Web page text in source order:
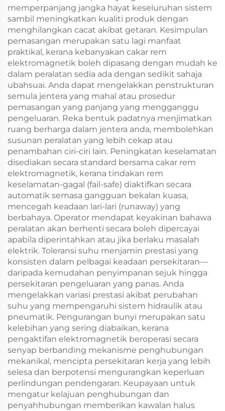
memperpanjang jangka hayat keseluruhan sistem
sambil meningkatkan kualiti produk dengan
menghilangkan cacat akibat getaran. Kesimpulan
pemasangan merupakan satu lagi manfaat
praktikal, kerana kebanyakan cakar rem
elektromagnetik boleh dipasang dengan mudah ke
dalam peralatan sedia ada dengan sedikit sahaja
ubahsuai. Anda dapat mengelakkan penstrukturan
semula jentera yang mahal atau prosedur
pemasangan yang panjang yang mengganggu
pengeluaran. Reka bentuk padatnya menjimatkan
ruang berharga dalam jentera anda, membolehkan
susunan peralatan yang lebih cekap atau
penambahan ciri-ciri lain. Peningkatan keselamatan
disediakan secara standard bersama cakar rem
elektromagnetik, kerana tindakan rem
keselamatan-gagal (fail-safe) diaktifkan secara
automatik semasa gangguan bekalan kuasa,
mencegah keadaan lari-lari (runaway) yang
berbahaya. Operator mendapat keyakinan bahawa
peralatan akan berhenti secara boleh dipercayai
apabila diperintahkan atau jika berlaku masalah
elektrik. Toleransi suhu menjamin prestasi yang
konsisten dalam pelbagai keadaan persekitaran—
daripada kemudahan penyimpanan sejuk hingga
persekitaran pengeluaran yang panas. Anda
mengelakkan variasi prestasi akibat perubahan
suhu yang mempengaruhi sistem hidraulik atau
pneumatik. Pengurangan bunyi merupakan satu
kelebihan yang sering diabaikan, kerana
pengaktifan elektromagnetik beroperasi secara
senyap berbanding mekanisme penghubungan
mekanikal, mencipta persekitaran kerja yang lebih
selesa dan berpotensi mengurangkan keperluan
perlindungan pendengaran. Keupayaan untuk
mengatur kelajuan penghubungan dan
penyahhubungan memberikan kawalan halus